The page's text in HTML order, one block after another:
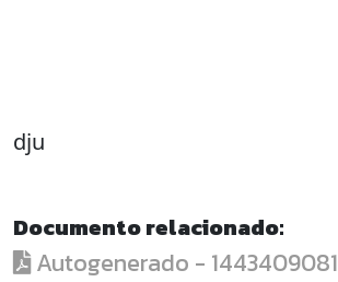
dju
Documento relacionado:
Autogenerado - 1443409081